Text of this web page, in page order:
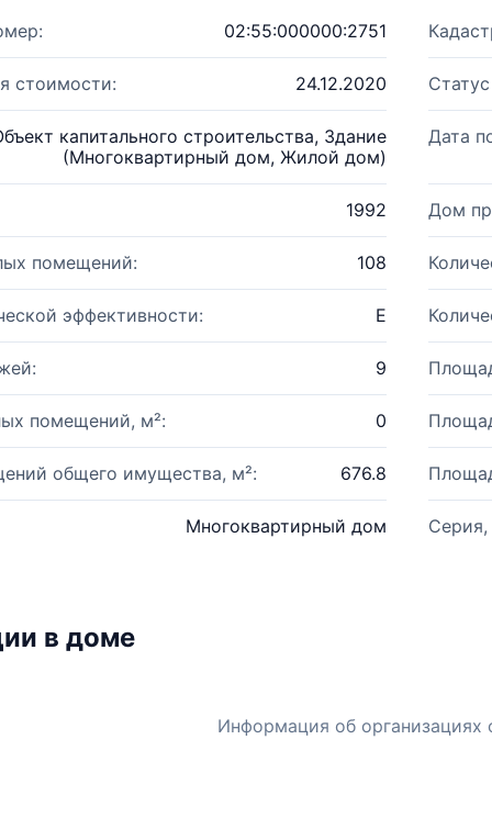
02:55:000000:2751
стоимости: 24.12.2020
капитального строительства, Здание
(Многоквартирный дом, Жилой дом)
Дата
1992 Дом
помещений: 108
эффективности: E
9
помещений, м²: 0
общего имущества, м²: 676.8
Многоквартирный дом Серия,
в доме
Информация об организациях